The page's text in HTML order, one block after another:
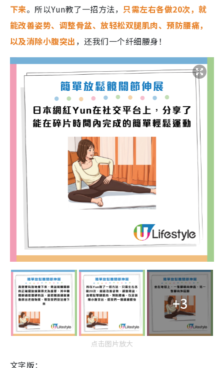
下来。所以Yun教了一招方法，只需左右各做20次，就
能改善姿势、调整骨盆、放轻松双腿肌肉、预防腰痛，
以及消除小腹突出 ，还我们一个纤细腰身！
+3
点击图片放大
文字版：